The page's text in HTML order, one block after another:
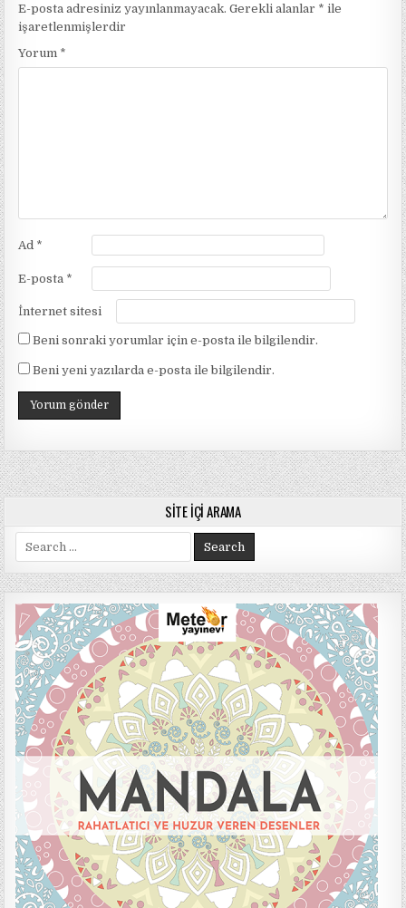
E-posta adresiniz yayınlanmayacak. Gerekli alanlar * ile
işaretlenmişlerdir
Yorum *
Ad *
E-posta *
İnternet sitesi
Beni sonraki yorumlar için e-posta ile bilgilendir.
Beni yeni yazılarda e-posta ile bilgilendir.
SITE İÇI ARAMA
Search
for: